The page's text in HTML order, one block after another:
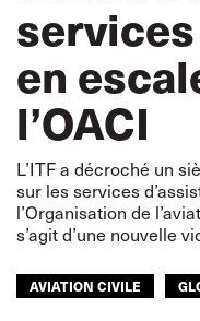
en
l’OACI
L’ITF a décroché un
sur les services
l’Organisation de
s’agit d’une nouvelle
AVIATION CIVILE